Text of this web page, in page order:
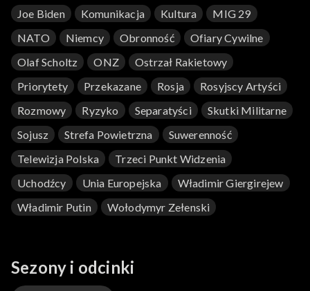
reakcji na putinowską infiltrację Europy. Czy słusznie jej objawy
kojarzymy tylko z prawicowym populizmem? Postaci także
związanych z Rosją kluczowych przedstawicieli europejskiego
estabilishmentu liberalnego wydają się świadczyć o
konieczności radykalnej deputinizacji wszystkich sił
politycznych Europy.
Joe Biden
Komunikacja Kultura
MIG 29
NATO
Niemcy Obronność
Ofiary Cywilne
Olaf Scholtz
ONZ
Ostrzał Rakietowy
Priorytety
Przekazane Rosja
Rosyjscy Artyści
Rozmowy
Ryzyko Separatyści
Skutki Militarne
Sojusz
Strefa Powietrzna
Suwerenność
Telewizja Polska
Trzeci Punkt Widzenia
Uchodźcy
Unia Europejska
Władimir Giergirejew
Władimir Putin
Wołodymyr Zełenski
Sezony i odcinki